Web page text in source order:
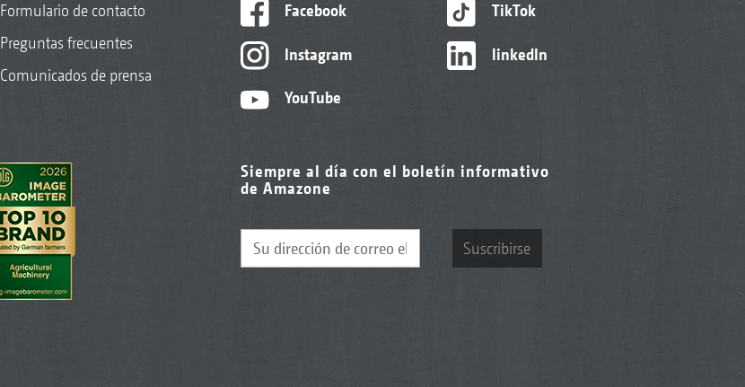
Formulario de contacto
Preguntas frecuentes
Comunicados de prensa
Facebook
Instagram
YouTube
TikTok
linkedIn
Siempre al día con el boletín informativo
de Amazone
Suscribirse